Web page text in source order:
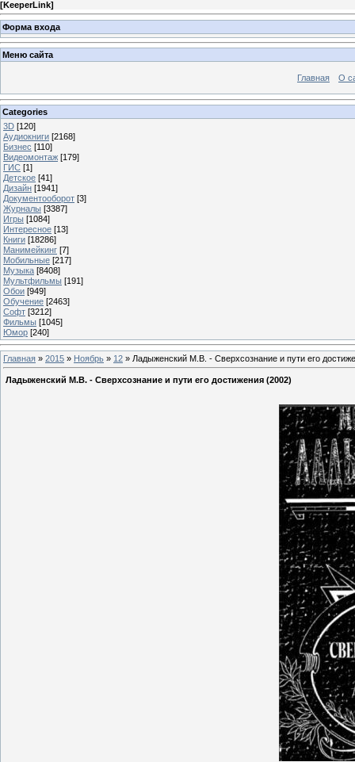
[KeeperLink]
Форма входа
Меню сайта
Главная О
Categories
3D [120]
Аудиокниги [2168]
Бизнес [110]
Видеомонтаж [179]
ГИС [1]
Детское [41]
Дизайн [1941]
Документооборот [3]
Журналы [3387]
Игры [1084]
Интересное [13]
Книги [18286]
Манимейкинг [7]
Мобильные [217]
Музыка [8408]
Мультфильмы [191]
Обои [949]
Обучение [2463]
Софт [3212]
Фильмы [1045]
Юмор [240]
Главная » 2015 » Ноябрь » 12 » Ладыженский М.В. - Сверхсознание и пути его
Ладыженский М.В. - Сверхсознание и пути его достижения (2002)